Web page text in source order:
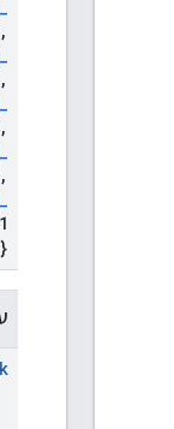
_
,
_
,
_
,
_
,
_
}